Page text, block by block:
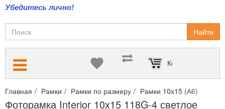
Убедитесь лично!
Найти
Корзина пуста
Главная Рамки Рамки по размеру Рамки 10х15 (А6)
Фоторамка Interior 10x15 118G-4 светлое